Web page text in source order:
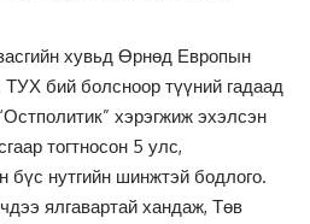
хувьд Өрнөд Европын
ТУХ бий болсноор түүний гадаад
хэрэгжиж эхэлсэн
тогтносон 5 улс,
бүс нутгийн шинжтэй бодлого.
ялгавартай хандаж, Төв